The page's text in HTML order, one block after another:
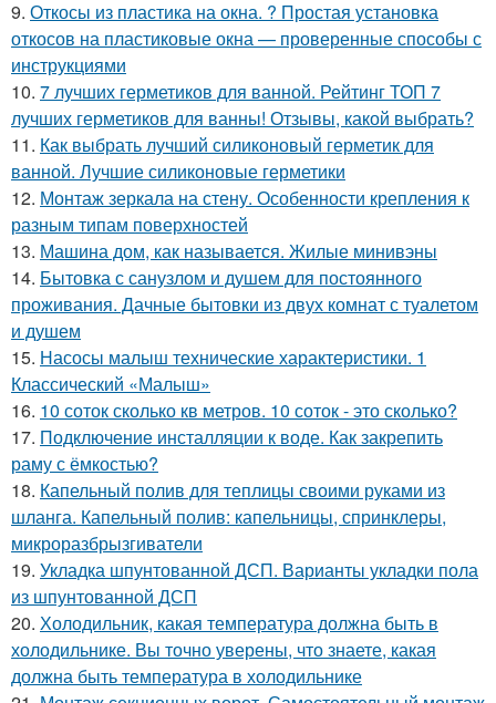
9. Откосы из пластика на окна. ? Простая установка
откосов на пластиковые окна — проверенные способы с
инструкциями
10. 7 лучших герметиков для ванной. Рейтинг ТОП 7
лучших герметиков для ванны! Отзывы, какой выбрать?
11. Как выбрать лучший силиконовый герметик для
ванной. Лучшие силиконовые герметики
12. Монтаж зеркала на стену. Особенности крепления к
разным типам поверхностей
13. Машина дом, как называется. Жилые минивэны
14. Бытовка с санузлом и душем для постоянного
проживания. Дачные бытовки из двух комнат с туалетом
и душем
15. Насосы малыш технические характеристики. 1
Классический «Малыш»
16. 10 соток сколько кв метров. 10 соток - это сколько?
17. Подключение инсталляции к воде. Как закрепить
раму с ёмкостью?
18. Капельный полив для теплицы своими руками из
шланга. Капельный полив: капельницы, спринклеры,
микроразбрызгиватели
19. Укладка шпунтованной ДСП. Варианты укладки пола
из шпунтованной ДСП
20. Холодильник, какая температура должна быть в
холодильнике. Вы точно уверены, что знаете, какая
должна быть температура в холодильнике